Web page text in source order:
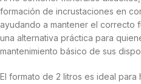
formación de incrustaciones en
ayudando a mantener el correcto
una alternativa práctica para
mantenimiento básico de sus
El formato de 2 litros es ideal